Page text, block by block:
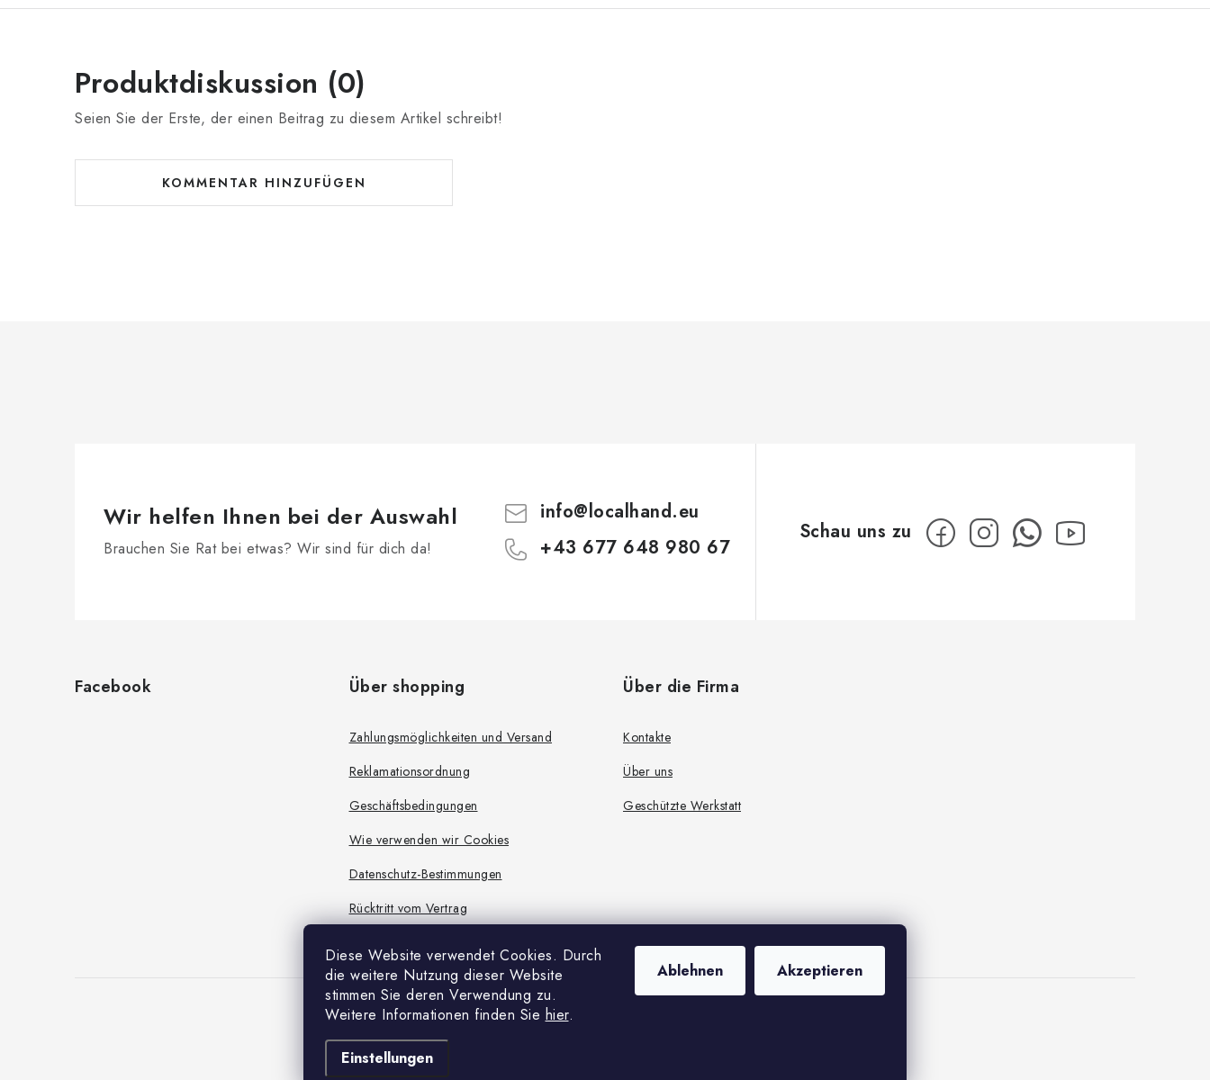
Diese Website verwendet Cookies. Durch
die weitere Nutzung dieser Website
stimmen Sie deren Verwendung zu.
Weitere Informationen finden Sie hier.
Einstellungen
Ablehnen Akzeptieren
Produktdiskussion (0)
Seien Sie der Erste, der einen Beitrag zu diesem Artikel schreibt!
KOMMENTAR HINZUFÜGEN
Wir helfen Ihnen bei der Auswahl
Brauchen Sie Rat bei etwas? Wir sind für dich da!
info@localhand.eu
+43 677 648 980 67
Facebook Über shopping
Zahlungsmöglichkeiten und Versand
Reklamationsordnung
Geschäftsbedingungen
Wie verwenden wir Cookies
Datenschutz-Bestimmungen
Rücktritt vom Vertrag
Über die Firma
Kontakte
Über uns
Geschützte Werkstatt
Copyright 2026Localhand